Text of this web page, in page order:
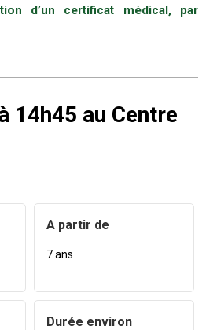
d’un certificat médical, par
14h45 au Centre
A partir de
7 ans
Durée environ